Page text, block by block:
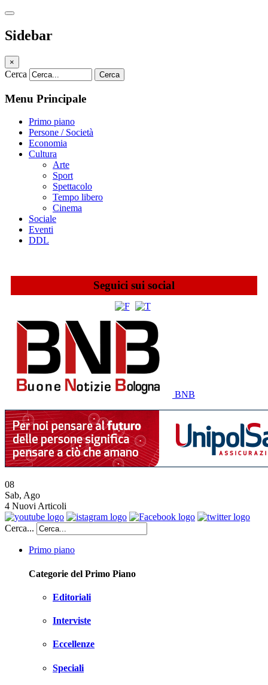
Sidebar
×
Cerca Cerca
Menu Principale
Primo piano
Persone / Società
Economia
Cultura
Arte
Sport
Spettacolo
Tempo libero
Cinema
Sociale
Eventi
DDL
Seguici sui social
BNB
08
Sab, Ago
4 Nuovi Articoli
Cerca...
Primo piano
Categorie del Primo Piano
Editoriali
Interviste
Eccellenze
Speciali